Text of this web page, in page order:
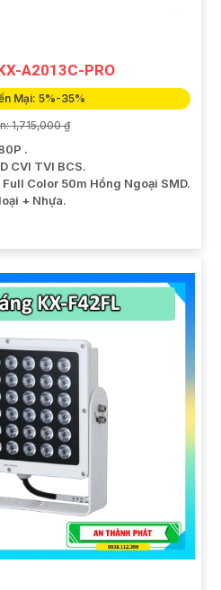
A2013C-PRO
Mại: 5%-35%
1,715,000 ₫
.
CVI TVI BCS.
Full Color 50m Hồng Ngoại SMD.
+ Nhựa.